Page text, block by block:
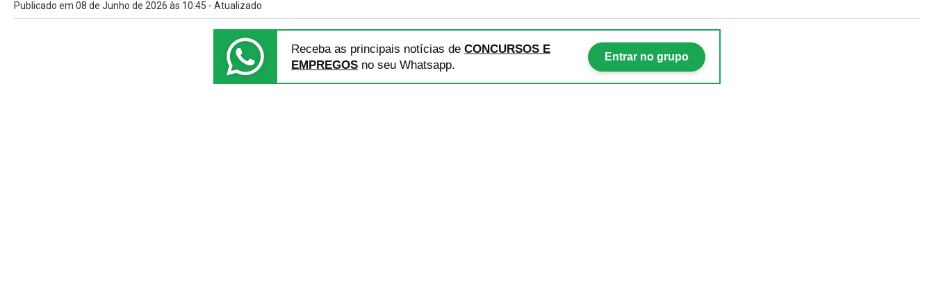
Publicado em 08 de Junho de 2026 às 10:45 - Atualizado
Receba as principais notícias de CONCURSOS E
EMPREGOS no seu Whatsapp.
Entrar no grupo